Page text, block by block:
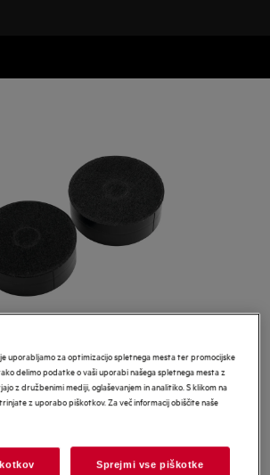
Standard Carbon Filter
uporabljamo za optimizacijo spletnega mesta ter promocijske
delimo podatke o vaši uporabi našega spletnega mesta z
z družbenimi mediji, oglaševanjem in analitiko. S klikom na
z uporabo piškotkov. Za več informacij obiščite naše
Sprejmi vse piškotke